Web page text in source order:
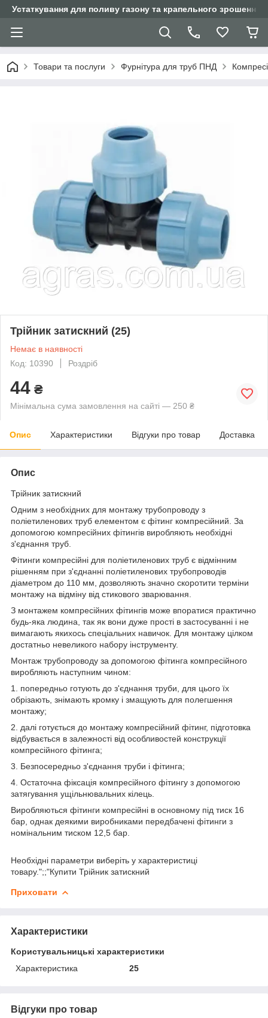
Устаткування для поливу газону та крапельного зрошення
Товари та послуги Фурнітура для труб ПНД
Трійник затискний (25)
Немає в наявності
Код: 10390
Роздріб
44 ₴
Мінімальна сума замовлення на сайті — 250 ₴
Опис Характеристики Відгуки про товар Доставка
Опис
Трійник затискний
Одним з необхідних для монтажу трубопроводу з
поліетиленових труб елементом є фітинг компресійний. За
допомогою компресійних фітингів виробляють необхідні
з'єднання труб.
Фітинги компресійні для поліетиленових труб є відмінним
рішенням при з'єднанні поліетиленових трубопроводів
діаметром до 110 мм, дозволяють значно скоротити терміни
монтажу на відміну від стикового зварювання.
З монтажем компресійних фітингів може впоратися практично
будь-яка людина, так як вони дуже прості в застосуванні і не
вимагають якихось спеціальних навичок. Для монтажу цілком
достатньо невеликого набору інструменту.
Монтаж трубопроводу за допомогою фітинга компресійного
виробляють наступним чином:
1. попередньо готують до з'єднання труби, для цього їх
обрізають, знімають кромку і змащують для полегшення
монтажу;
2. далі готується до монтажу компресійний фітинг, підготовка
відбувається в залежності від особливостей конструкції
компресійного фітинга;
3. Безпосередньо з'єднання труби і фітинга;
4. Остаточна фіксація компресійного фітингу з допомогою
затягування ущільнювальних кілець.
Виробляються фітинги компресійні в основному під тиск 16
бар, однак деякими виробниками передбачені фітинги з
номінальним тиском 12,5 бар.
Необхідні параметри виберіть у характеристиці
товару.";;"Купити Трійник затискний
Приховати
Характеристики
Користувальницькі характеристики
Характеристика
25
Відгуки про товар